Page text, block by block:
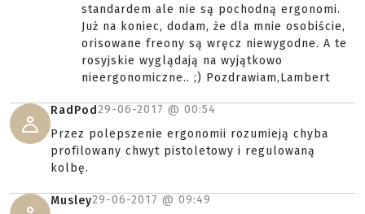
standardem ale nie są pochodną ergonomi.
Już na koniec, dodam, że dla mnie osobiście,
orisowane freony są wręcz niewygodne. A te
rosyjskie wyglądają na wyjątkowo
nieergonomiczne.. ;) Pozdrawiam,Lambert
RadPod29-06-2017 @ 00:54
Przez polepszenie ergonomii rozumieją chyba
profilowany chwyt pistoletowy i regulowaną
kolbę.
Musley29-06-2017 @ 09:49